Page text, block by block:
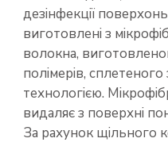
дезінфекції
виготовлені з
волокна,
полімерів,
технологією.
видаляє з поверхні
За рахунок щільного